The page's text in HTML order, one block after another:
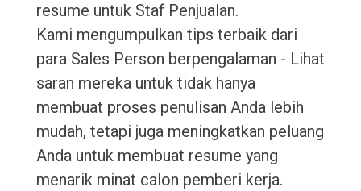
resume untuk Staf Penjualan.
Kami mengumpulkan tips terbaik dari
para Sales Person berpengalaman - Lihat
saran mereka untuk tidak hanya
membuat proses penulisan Anda lebih
mudah, tetapi juga meningkatkan peluang
Anda untuk membuat resume yang
menarik minat calon pemberi kerja.